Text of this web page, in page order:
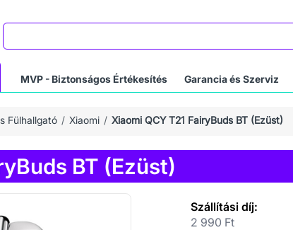
MVP - Biztonságos Értékesítés Garancia és Szerviz
Fülhallgató Xiaomi Xiaomi QCY T21 FairyBuds BT (Ezüst)
BT (Ezüst)
Szállítási díj:
2 990 Ft